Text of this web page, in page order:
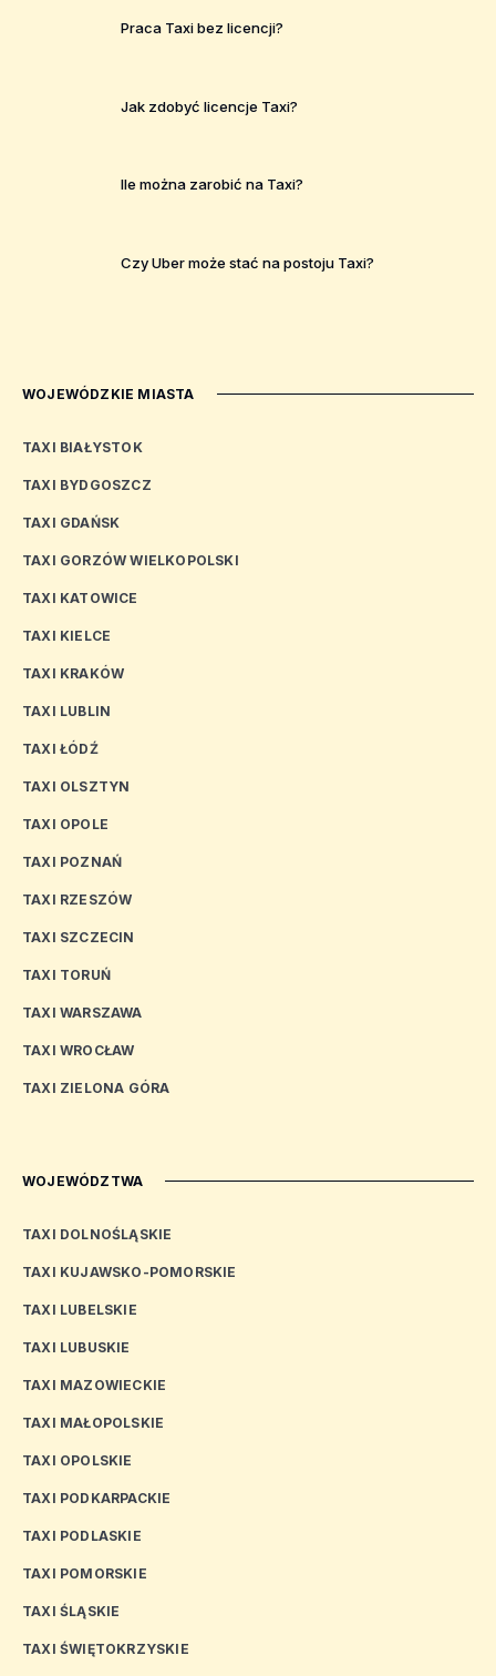
Praca Taxi bez licencji?
Jak zdobyć licencje Taxi?
Ile można zarobić na Taxi?
Czy Uber może stać na postoju Taxi?
WOJEWÓDZKIE MIASTA
TAXI BIAŁYSTOK
TAXI BYDGOSZCZ
TAXI GDAŃSK
TAXI GORZÓW WIELKOPOLSKI
TAXI KATOWICE
TAXI KIELCE
TAXI KRAKÓW
TAXI LUBLIN
TAXI ŁÓDŹ
TAXI OLSZTYN
TAXI OPOLE
TAXI POZNAŃ
TAXI RZESZÓW
TAXI SZCZECIN
TAXI TORUŃ
TAXI WARSZAWA
TAXI WROCŁAW
TAXI ZIELONA GÓRA
WOJEWÓDZTWA
TAXI DOLNOŚLĄSKIE
TAXI KUJAWSKO-POMORSKIE
TAXI LUBELSKIE
TAXI LUBUSKIE
TAXI MAZOWIECKIE
TAXI MAŁOPOLSKIE
TAXI OPOLSKIE
TAXI PODKARPACKIE
TAXI PODLASKIE
TAXI POMORSKIE
TAXI ŚLĄSKIE
TAXI ŚWIĘTOKRZYSKIE